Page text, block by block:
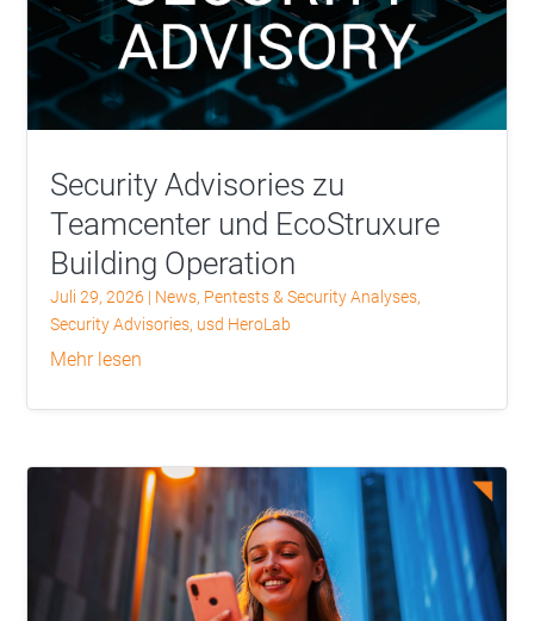
Security Advisories zu
Teamcenter und EcoStruxure
Building Operation
Juli 29, 2026 | News, Pentests & Security Analyses,
Security Advisories, usd HeroLab
mehr lesen